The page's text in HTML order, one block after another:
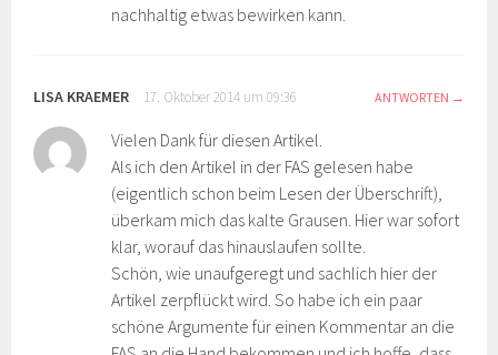
nachhaltig etwas bewirken kann.
LISA KRAEMER 17. Oktober 2014 um 09:36 ANTWORTEN
Vielen Dank für diesen Artikel.
Als ich den Artikel in der FAS gelesen habe
(eigentlich schon beim Lesen der Überschrift),
überkam mich das kalte Grausen. Hier war sofort
klar, worauf das hinauslaufen sollte.
Schön, wie unaufgeregt und sachlich hier der
Artikel zerpflückt wird. So habe ich ein paar
schöne Argumente für einen Kommentar an die